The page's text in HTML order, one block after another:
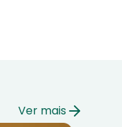
Ver mais